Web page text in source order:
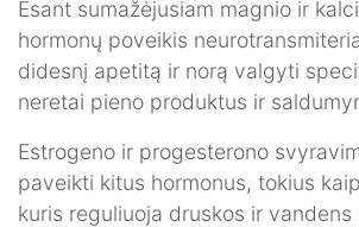
Esant sumažėjusiam magnio ir
hormonų poveikis
didesnį apetitą ir norą valgyti
neretai pieno produktus ir
Estrogeno ir progesterono
paveikti kitus hormonus, tokius
kuris reguliuoja druskos ir vandens